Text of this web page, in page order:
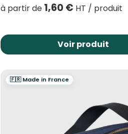
à partir de 1,60 € HT / produit
Voir produit
🇫🇷 Made in France